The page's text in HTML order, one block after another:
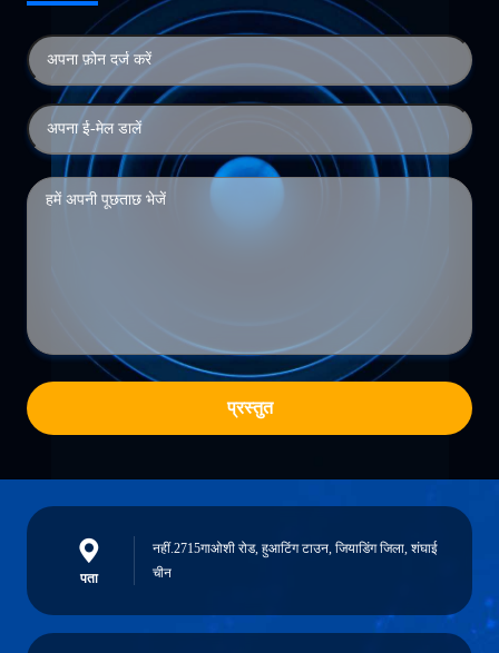
प्रस्तुत
पता
नहीं.2715गाओशी रोड, हुआटिंग टाउन, जियाडिंग जिला, शंघाई
चीन